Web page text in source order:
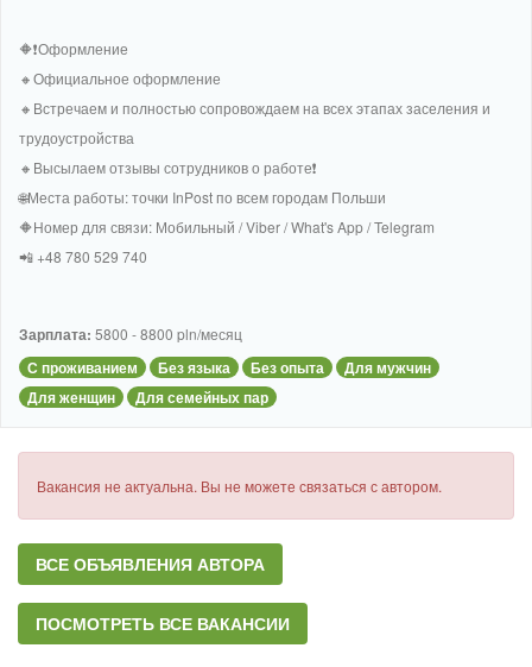
🔶❗Оформление
🔸Официальное оформление
🔸Встречаем и полностью сопровождаем на всех этапах заселения и
трудоустройства
🔸Высылаем отзывы сотрудников о работе❗
🌐Места работы: точки InPost по всем городам Польши
🔶Номер для связи: Мобильный / Viber / What's App / Telegram
📲 +48 780 529 740
Зарплата: 5800 - 8800 pln/месяц
С проживанием Без языка Без опыта
Для мужчин
Для женщин
Для семейных пар
Вакансия не актуальна. Вы не можете связаться с автором.
ВСЕ ОБЪЯВЛЕНИЯ АВТОРА
ПОСМОТРЕТЬ ВСЕ ВАКАНСИИ